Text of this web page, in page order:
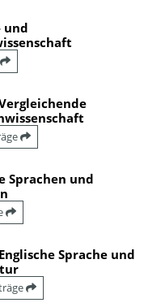
und
Sprachen und
Sprache und